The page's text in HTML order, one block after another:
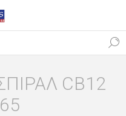
CB12